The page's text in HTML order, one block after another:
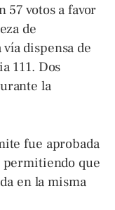
57 votos a favor
de
dispensa de
111. Dos
la
fue aprobada
permitiendo que
en la misma